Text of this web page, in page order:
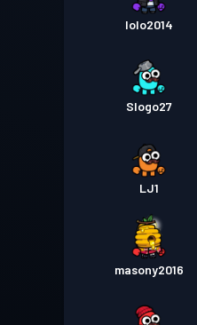
lolo2014
Slogo27
LJ1
masony2016